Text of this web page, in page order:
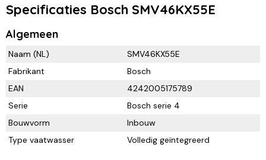
Specificaties Bosch SMV46KX55E
Algemeen
Naam (NL)
SMV46KX55E
Fabrikant
Bosch
EAN
4242005175789
Serie
Bosch serie 4
Bouwvorm
Inbouw
Type vaatwasser
Volledig geïntegreerd